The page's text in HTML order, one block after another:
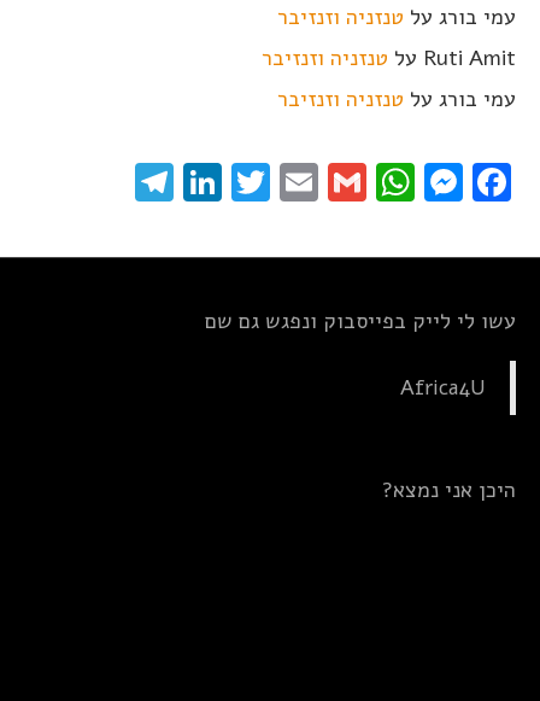
עמי בורג על טנזניה וזנזיבר
Ruti Amit על טנזניה וזנזיבר
עמי בורג על טנזניה וזנזיבר
Facebook
Messenger
WhatsApp
Gmail
Email
Twitter
LinkedIn
עשו לי לייק בפייסבוק ונפגש גם שם
Africa4U
היכן אני נמצא?